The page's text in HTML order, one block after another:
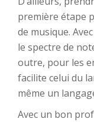
première étape
de musique.
le spectre de
outre, pour les
facilite celui du
même un
Avec un bon